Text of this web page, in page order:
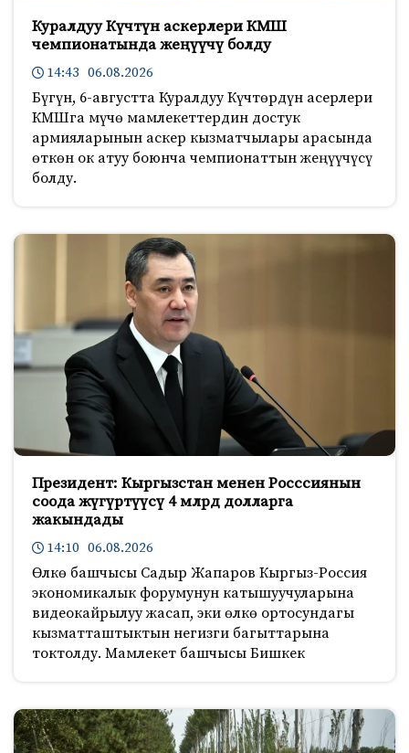
Куралдуу Күчтүн аскерлери КМШ
чемпионатында жеңүүчү болду
14:43 06.08.2026
Бүгүн, 6-августта Куралдуу Күчтөрдүн асерлери
КМШга мүчө мамлекеттердин достук
армияларынын аскер кызматчылары арасында
өткөн ок атуу боюнча чемпионаттын жеңүүчүсү
болду.
Президент: Кыргызстан менен Росссиянын
соода жүгүртүүсү 4 млрд долларга
жакындады
14:10 06.08.2026
Өлкө башчысы Садыр Жапаров Кыргыз-Россия
экономикалык форумунун катышуучуларына
видеокайрылуу жасап, эки өлкө ортосундагы
кызматташтыктын негизги багыттарына
токтолду. Мамлекет башчысы Бишкек